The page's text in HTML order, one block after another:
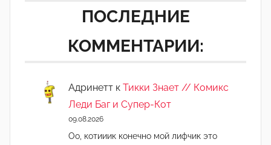
ПОСЛЕДНИЕ
КОММЕНТАРИИ:
Адринетт к Тикки Знает // Комикс
Леди Баг и Супер-Кот
09.08.2026
Оо, котииик конечно мой лифчик это